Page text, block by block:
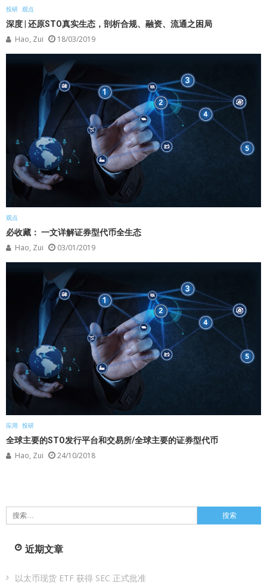
投研 观点
深度 | 还原STO真实生态，剖析合规、融资、流通之困局
Hao, Zui 18/03/2019
观点
必收藏： 一文详解证券型代币全生态
Hao, Zui 03/01/2019
应用 投研
全球主要的STO发行平台和交易所/全球主要的证券型代币
Hao, Zui 24/10/2018
搜
索：
近期文章
以太币现货 ETF 获得 SEC 正式批准